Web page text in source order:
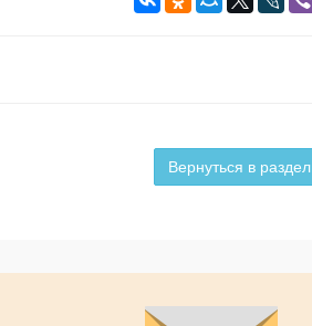
Вернуться в раздел